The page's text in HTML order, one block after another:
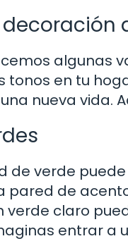
algunas
tonos en tu
nueva vida.
de verde
pared de
verde claro
entrar a